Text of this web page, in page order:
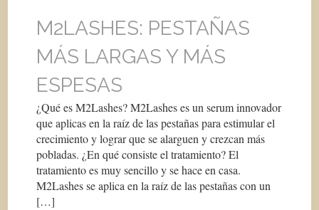
M2LASHES: PESTAÑAS
MÁS LARGAS Y MÁS
ESPESAS
¿Qué es M2Lashes? M2Lashes es un serum innovador
que aplicas en la raíz de las pestañas para estimular el
crecimiento y lograr que se alarguen y crezcan más
pobladas. ¿En qué consiste el tratamiento? El
tratamiento es muy sencillo y se hace en casa.
M2Lashes se aplica en la raíz de las pestañas con un
[…]